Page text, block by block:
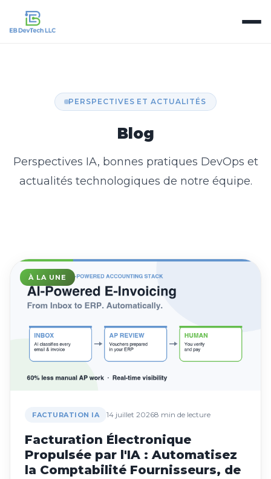
PERSPECTIVES ET ACTUALITÉS
Blog
Perspectives IA, bonnes pratiques DevOps et
actualités technologiques de notre équipe.
À LA UNE
FACTURATION IA 14 juillet 20268 min de lecture
Facturation Électronique
Propulsée par l'IA : Automatisez
la Comptabilité Fournisseurs, de